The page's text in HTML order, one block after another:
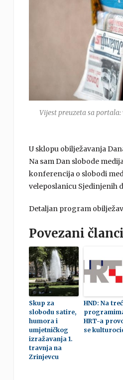
Vijest preuzeta sa
U sklopu obilježavanja
Na sam Dan slobode
konferencija o slobodi
veleposlanicu Sjedinjenih
Detaljan program
Povezani članci
Skup za
slobodu satire,
humora i
umjetničkog
izražavanja 1.
travnja na
Zrinjevcu
HND: Na
HRT-a
se